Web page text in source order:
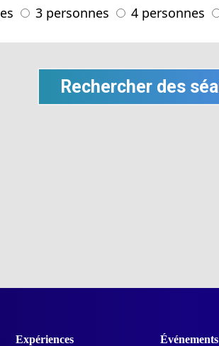
3 personnes 4 personnes
Expériences Événements